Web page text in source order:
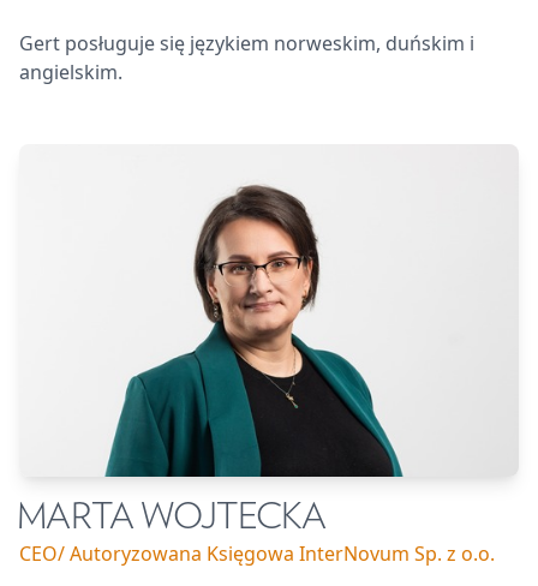
Gert posługuje się językiem norweskim, duńskim i
angielskim.
MARTA WOJTECKA
CEO/ Autoryzowana Księgowa InterNovum Sp. z o.o.